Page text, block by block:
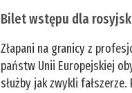
Bilet wstępu dla
Złapani na granicy z
państw Unii Europejskiej
służby jak zwykli